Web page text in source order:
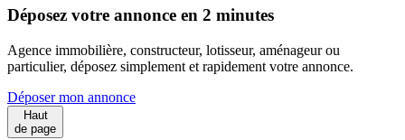
Déposez votre annonce en 2 minutes
Agence immobilière, constructeur, lotisseur, aménageur ou
particulier, déposez simplement et rapidement votre annonce.
Déposer mon annonce
Haut
de page